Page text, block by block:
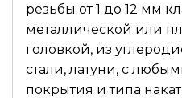
резьбы от 1 до 12 мм
металлической или
головкой, из
стали, латуни, с
покрытия и типа